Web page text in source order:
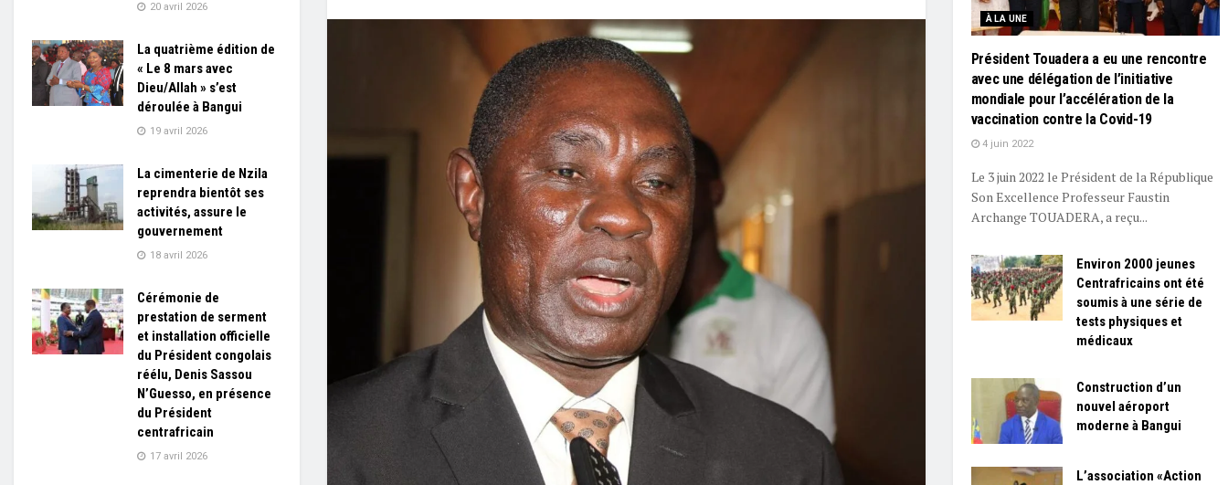
20 avril 2026
La quatrième édition de
« Le 8 mars avec
Dieu/Allah » s’est
déroulée à Bangui
19 avril 2026
La cimenterie de Nzila
reprendra bientôt ses
activités, assure le
gouvernement
18 avril 2026
Cérémonie de
prestation de serment
et installation officielle
du Président congolais
réélu, Denis Sassou
N’Guesso, en présence
du Président
centrafricain
17 avril 2026
À LA UNE
Président Touadera a eu une rencontre
avec une délégation de l’initiative
mondiale pour l’accélération de la
vaccination contre la Covid-19
4 juin 2022
Le 3 juin 2022 le Président de la République
Son Excellence Professeur Faustin
Archange TOUADERA, a reçu...
Environ 2000 jeunes
Centrafricains ont été
soumis à une série de
tests physiques et
médicaux
Construction d’un
nouvel aéroport
moderne à Bangui
L’association «Action